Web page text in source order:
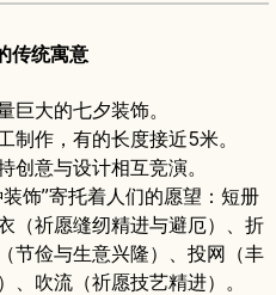
传统寓意
巨大的七夕装饰。
制作，有的长度接近5米。
创意与设计相互竞演。
饰”寄托着人们的愿望：短册
（祈愿缝纫精进与避厄）、折
节俭与生意兴隆）、投网（丰
吹流（祈愿技艺精进）。